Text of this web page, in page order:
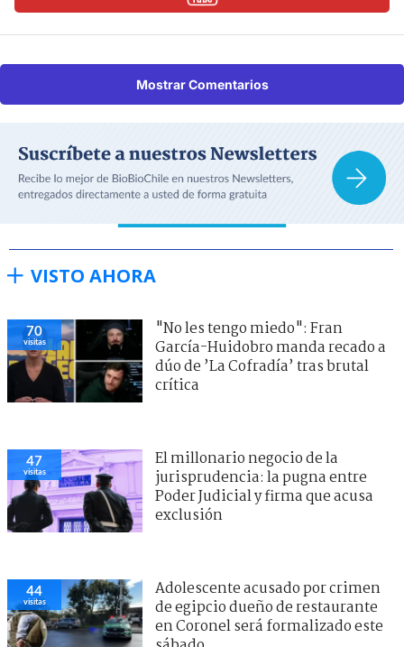
Mostrar Comentarios
VISTO AHORA
70
visitas
"No les tengo miedo": Fran
García-Huidobro manda recado a
dúo de ’La Cofradía’ tras brutal
crítica
47
visitas
El millonario negocio de la
jurisprudencia: la pugna entre
Poder Judicial y firma que acusa
exclusión
44
visitas
Adolescente acusado por crimen
de egipcio dueño de restaurante
en Coronel será formalizado este